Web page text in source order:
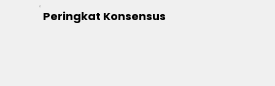
Peringkat Konsensus